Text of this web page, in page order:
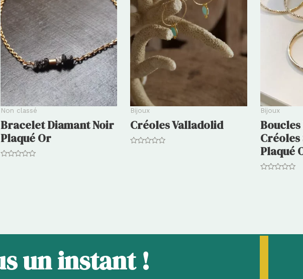
Non classé
Bracelet Diamant Noir
Plaqué Or
Bijoux
Créoles Valladolid
Bijoux
Boucles
Créoles
Plaqué
un instant !